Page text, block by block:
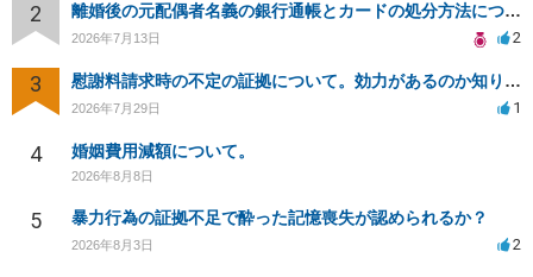
2 離婚後の元配偶者名義の銀行通帳とカードの処分方法について
2026年7月13日 2
3 慰謝料請求時の不定の証拠について。効力があるのか知りたい。
2026年7月29日 1
4 婚姻費用減額について。
2026年8月8日
5 暴力行為の証拠不足で酔った記憶喪失が認められるか？
2026年8月3日 2